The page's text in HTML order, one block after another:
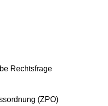
Rechtsfrage
(ZPO)